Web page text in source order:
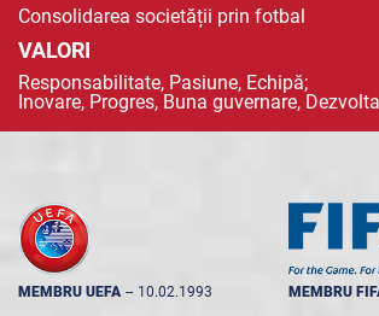
Consolidarea societății prin fotbal
VALORI
Responsabilitate, Pasiune, Echipă;
Inovare, Progres, Buna guvernare,
MEMBRU UEFA -- 10.02.1993 MEMBRU